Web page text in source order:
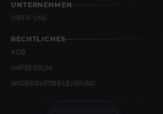
UNTERNEHMEN
ÜBER UNS
RECHTLICHES
AGB
IMPRESSUM
WIDERRUFSBELEHRUNG